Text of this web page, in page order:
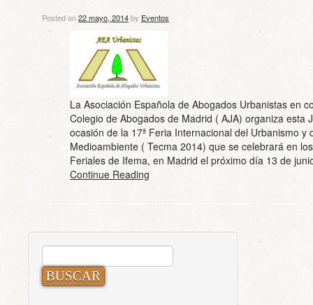
Posted on22 mayo, 2014by Eventos
La Asociación Española de Abogados Urbanistas en
Colegio de Abogados de Madrid ( AJA) organiza esta
ocasión de la 17ª Feria Internacional del Urbanismo y
Medioambiente ( Tecma 2014) que se celebrará en
Feriales de Ifema, en Madrid el próximo día 13 de
Continue Reading
BUSCAR: